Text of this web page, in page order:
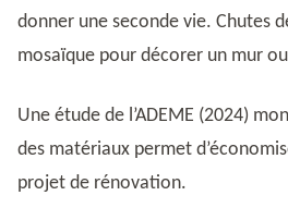
donner une seconde vie. Chutes
mosaïque pour décorer un mur
Une étude de l’ADEME (2024)
des matériaux permet
projet de rénovation.